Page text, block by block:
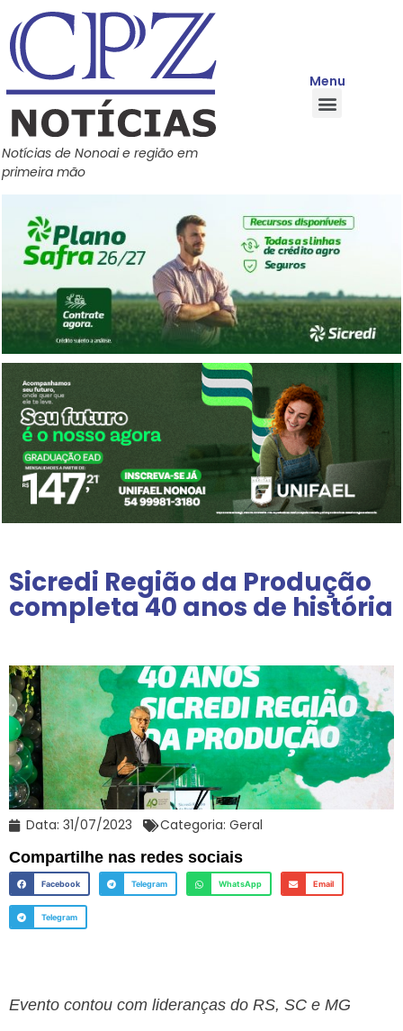
Notícias de Nonoai e região em
primeira mão
Menu
Sicredi Região da Produção
completa 40 anos de história
Data: 31/07/2023 Categoria: Geral
Compartilhe nas redes sociais
Facebook Telegram WhatsApp Email
Telegram
Evento contou com lideranças do RS, SC e MG